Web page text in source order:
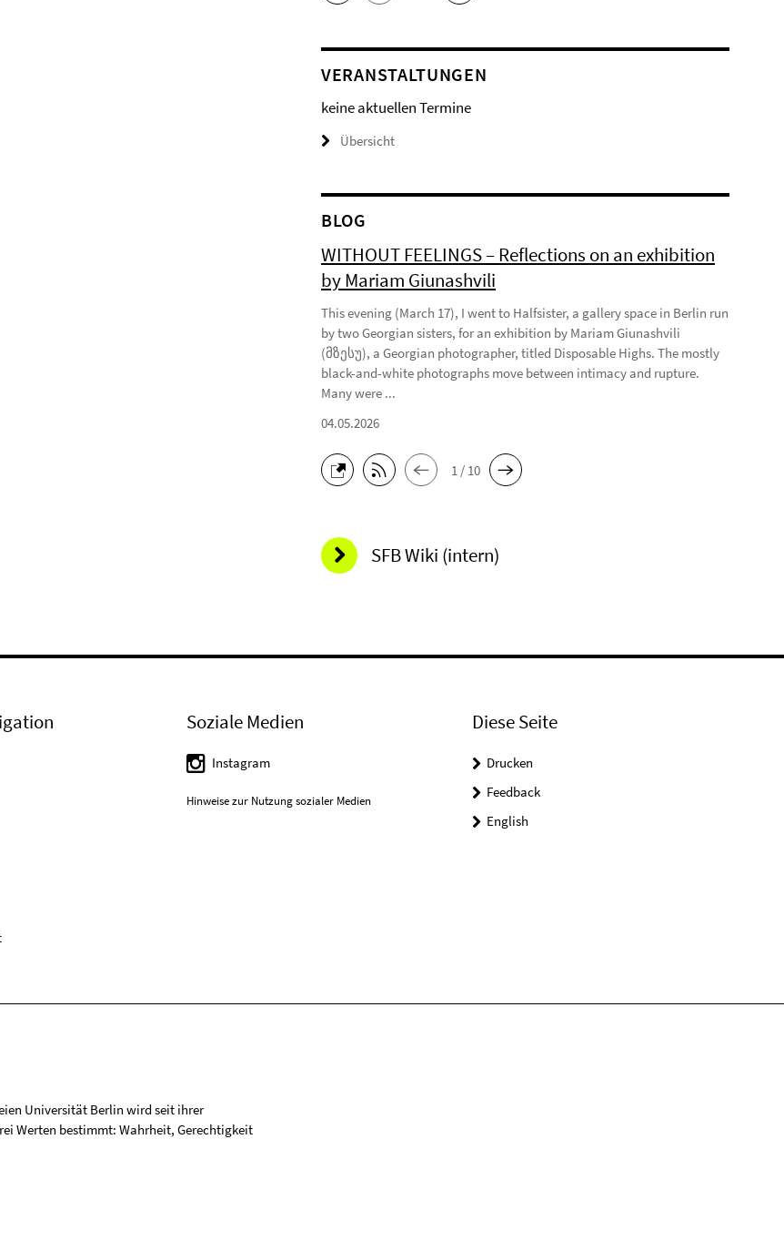
VERANSTALTUNGEN
keine aktuellen Termine
Übersicht
BLOG
WITHOUT FEELINGS – Reflections on an exhibition
by Mariam Giunashvili
This evening (March 17), I went to Halfsister, a gallery space in Berlin run
by two Georgian sisters, for an exhibition by Mariam Giunashvili
(მზესუ), a Georgian photographer, titled Disposable Highs. The mostly
black-and-white photographs move between intimacy and rupture.
Many were ...
04.05.2026
1 / 10
SFB Wiki (intern)
Soziale Medien
Instagram
Hinweise zur Nutzung sozialer Medien
Diese Seite
Drucken
Feedback
English
Universität Berlin wird seit ihrer
Werten bestimmt: Wahrheit, Gerechtigkeit